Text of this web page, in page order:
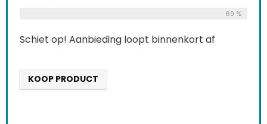
69 %
Schiet op! Aanbieding loopt binnenkort af
KOOP PRODUCT